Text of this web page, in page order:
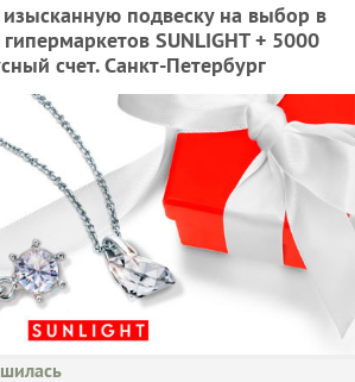
подвеску на выбор в
SUNLIGHT + 5000
счет. Санкт-Петербург